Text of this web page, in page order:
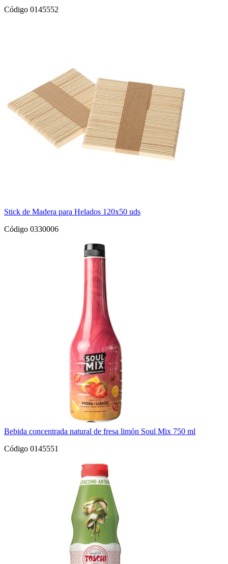
Código 0145552
Stick de Madera para Helados 120x50 uds
Código 0330006
Bebida concentrada natural de fresa limón Soul Mix 750 ml
Código 0145551